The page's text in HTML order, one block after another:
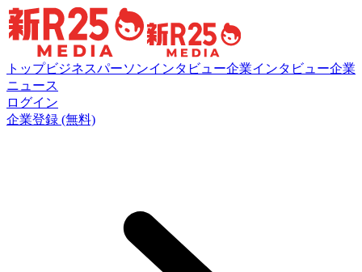
トップビジネスパーソンインタビュー企業インタビュー企業
ニュース
ログイン
企業登録 (無料)